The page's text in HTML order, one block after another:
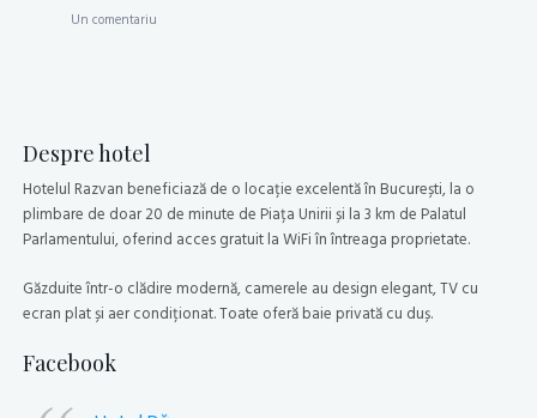
Un comentariu
Despre hotel
Hotelul Razvan beneficiază de o locație excelentă în București, la o
plimbare de doar 20 de minute de Piața Unirii și la 3 km de Palatul
Parlamentului, oferind acces gratuit la WiFi în întreaga proprietate.
Găzduite într-o clădire modernă, camerele au design elegant, TV cu
ecran plat și aer condiționat. Toate oferă baie privată cu duș.
Facebook